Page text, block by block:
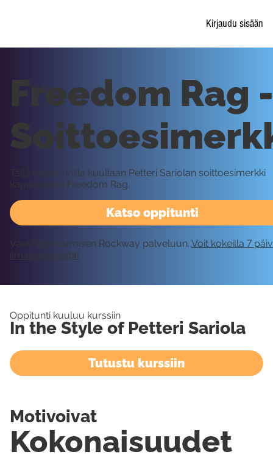
Kirjaudu sisään
Katso oppitunti
Freedom Rag -
Tällä oppitunnilla kuullaan Petteri Sariolan soittoesimerkki
kappaleesta Freedom Rag.
Vaatii kirjautumisen Rockway palveluun. Voit kokeilla 7
ilmaiseksi tästä!
Oppitunti kuuluu kurssiin
In the Style of Petteri Sariola
Tutustu kurssiin
Kokonaisuudet
Motivoivat